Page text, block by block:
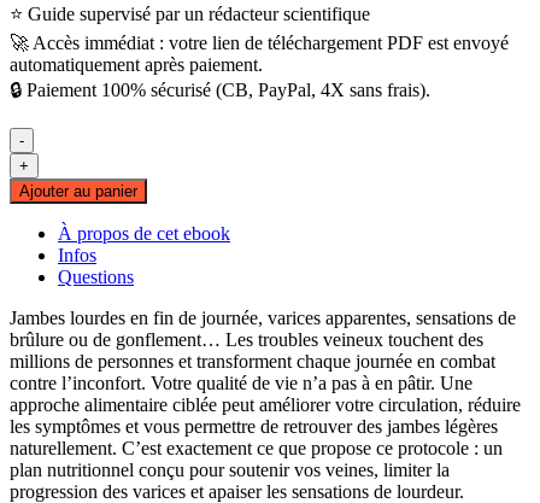
⭐ Guide supervisé par un rédacteur scientifique
🚀 Accès immédiat : votre lien de téléchargement PDF est envoyé
automatiquement après paiement.
🔒 Paiement 100% sécurisé (CB, PayPal, 4X sans frais).
-
quantité
de
Protocole
Alimentaire
Anti-
Varices
+
Ajouter au panier
À propos de cet ebook
Infos
Questions
Jambes lourdes en fin de journée, varices apparentes, sensations de
brûlure ou de gonflement… Les troubles veineux touchent des
millions de personnes et transforment chaque journée en combat
contre l’inconfort. Votre qualité de vie n’a pas à en pâtir. Une
approche alimentaire ciblée peut améliorer votre circulation, réduire
les symptômes et vous permettre de retrouver des jambes légères
naturellement. C’est exactement ce que propose ce protocole : un
plan nutritionnel conçu pour soutenir vos veines, limiter la
progression des varices et apaiser les sensations de lourdeur.